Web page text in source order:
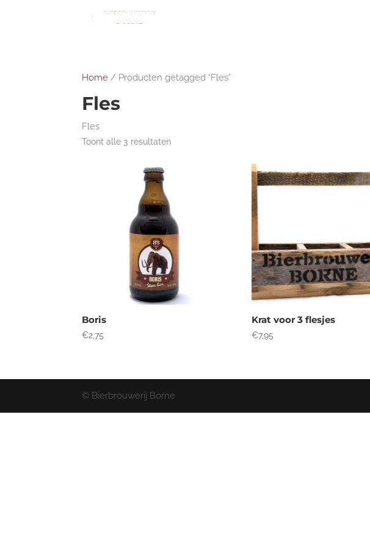
Home / Producten getagged “Fles”
Fles
Fles
Toont alle 3 resultaten
Boris
€2,75
Krat voor 3 flesjes
€7,95
© Bierbrouwerij Borne